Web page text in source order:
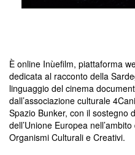
È online Inùefilm, piattaforma
dedicata al racconto della
linguaggio del cinema
dall’associazione culturale
Spazio Bunker, con il sostegno
dell’Unione Europea
Organismi Culturali e Creativi.